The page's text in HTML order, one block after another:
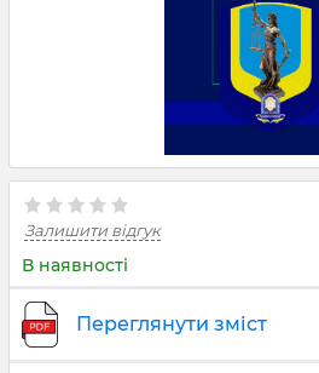
Залишити відгук
В наявності
Переглянути зміст